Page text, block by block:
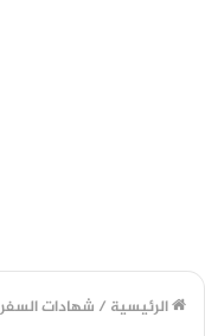
الرئيسية / شهادات السفر